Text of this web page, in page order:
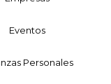
Eventos
Personales